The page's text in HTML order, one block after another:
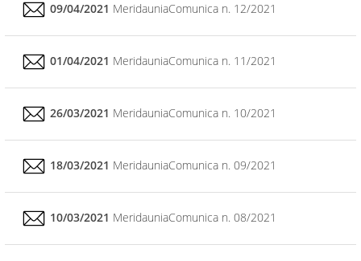
09/04/2021 MeridauniaComunica n. 12/2021
01/04/2021 MeridauniaComunica n. 11/2021
26/03/2021 MeridauniaComunica n. 10/2021
18/03/2021 MeridauniaComunica n. 09/2021
10/03/2021 MeridauniaComunica n. 08/2021